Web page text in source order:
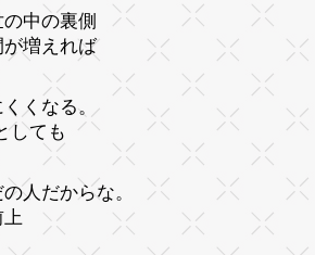
中の裏側
増えれば
くなる。
しても
人だからな。